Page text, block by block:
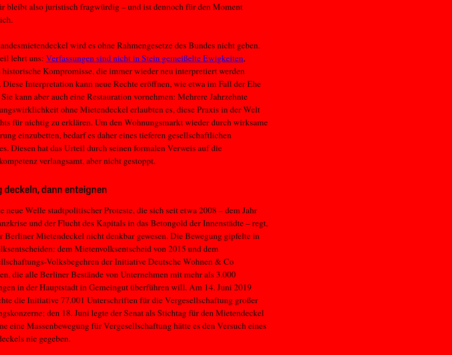
bleibt also juristisch fragwürdig – und ist dennoch für den Moment
wird es ohne Rahmengesetze des Bundes nicht geben.
lehrt uns: Verfassungen sind nicht in Stein gemeißelte Ewigkeiten,
historische Kompromisse, die immer wieder neu interpretiert werden
Diese Interpretation kann neue Rechte eröffnen, wie etwa im Fall der Ehe
kann aber auch eine Restauration vornehmen: Mehrere Jahrzehnte
ohne Mietendeckel erlaubten es, diese Praxis in der Welt
für nichtig zu erklären. Um den Wohnungsmarkt wieder durch wirksame
einzubetten, bedarf es daher eines tieferen gesellschaftlichen
Diesen hat das Urteil durch seinen formalen Verweis auf die
verlangsamt, aber nicht gestoppt.
deckeln, dann enteignen
neue Welle stadtpolitischer Proteste, die sich seit etwa 2008 – dem Jahr
und der Flucht des Kapitals in das Betongold der Innenstädte – regt,
Berliner Mietendeckel nicht denkbar gewesen. Die Bewegung gipfelte in
dem Mietenvolksentscheid von 2015 und dem
Volksbegehren der Initiative Deutsche Wohnen & Co
die alle Berliner Bestände von Unternehmen mit mehr als 3.000
in der Hauptstadt in Gemeingut überführen will. Am 14. Juni 2019
die Initiative 77.001 Unterschriften für die Vergesellschaftung großer
den 18. Juni legte der Senat als Stichtag für den Mietendeckel
eine Massenbewegung für Vergesellschaftung hätte es den Versuch eines
nie gegeben.